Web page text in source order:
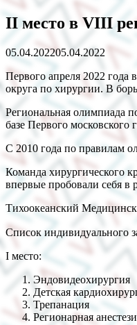
II место в VIII
05.04.202205.04.2022
Первого апреля 2022 года
округа по хирургии. В
Региональная олимпиада
базе Первого
С 2010 года по правилам
Команда хирургического
впервые пробовали себя в
Тихоокеанский
Список индивидуального
I место:
Эндовидеохирургия
Детская
Трепанация
Регионарная